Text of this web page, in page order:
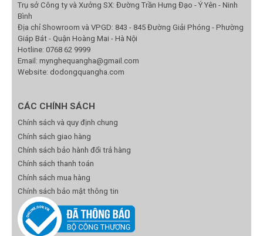
Trụ sở Công ty và Xưởng SX: Đường Trần Hưng Đạo - Ý Yên - Ninh
Bình
Địa chỉ Showroom và VPGD: 843 - 845 Đường Giải Phóng - Phường
Giáp Bát - Quận Hoàng Mai - Hà Nội
Hotline: 0768 62 9999
Email: mynghequangha@gmail.com
Website: dodongquangha.com
CÁC CHÍNH SÁCH
Chính sách và quy định chung
Chính sách giao hàng
Chính sách bảo hành đổi trả hàng
Chính sách thanh toán
Chính sách mua hàng
Chính sách bảo mật thông tin